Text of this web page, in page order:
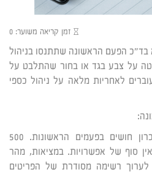
זמן קריאה משוער: 0
בד"כ הפעם הראשונה שתתנסו בניהול
על צבע בגד או בחור שהתלבט על
לאחריות מלאה על ניהול כספי
קניות – יש זוגות שחווים שכרון חושים בפעמים הראשונות. 500
סוף של אפשרויות. במציאות, מהר
רשימה מסודרת של הפריטים